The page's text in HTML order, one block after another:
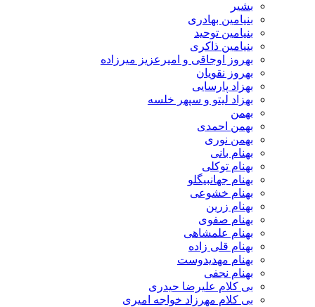
بنیامین بهادری
بنیامین توحید
بنیامین ذاکری
بهروز اوجاقی و امیرعزیز میرزاده
بهروز نقویان
بهزاد پارسایی
بهزاد لیتو و سپهر خلسه
بهمن احمدی
بهمن نوری
بهنام توکلی
بهنام جهانبیگلو
بهنام خشوعی
بهنام زرین
بهنام صفوی
بهنام علمشاهی
بهنام قلی زاده
بهنام مهدیدوست
بهنام نجفی
بی کلام علیرضا حیدری
بی کلام مهرزاد خواجه امیری